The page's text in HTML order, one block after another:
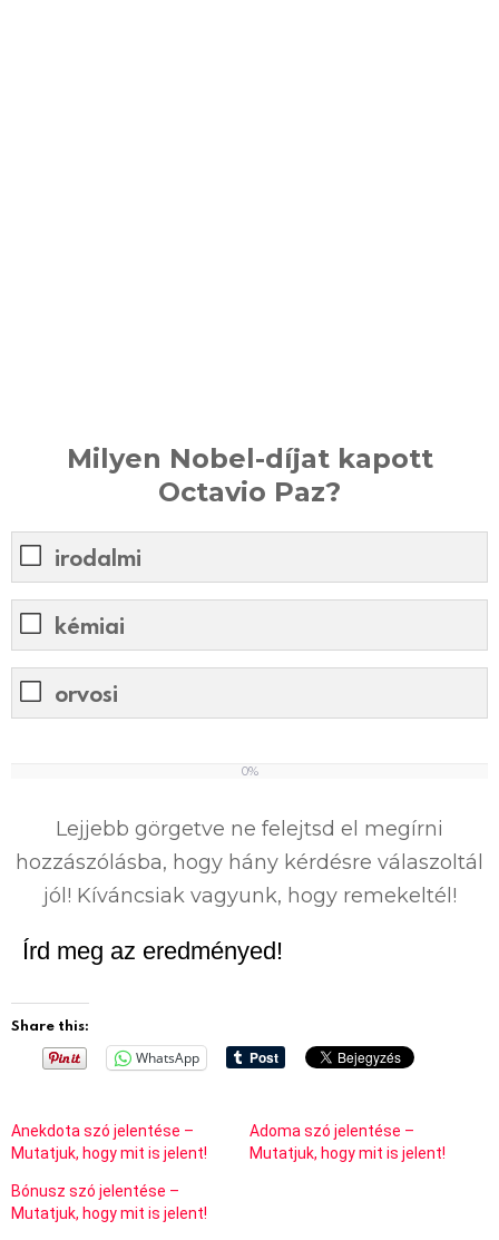
Milyen Nobel-díjat kapott
Octavio Paz?
irodalmi
kémiai
orvosi
0%
Lejjebb görgetve ne felejtsd el megírni
hozzászólásba, hogy hány kérdésre válaszoltál
jól! Kíváncsiak vagyunk, hogy remekeltél!
Írd meg az eredményed!
Share this:
WhatsApp
Anekdota szó jelentése –
Mutatjuk, hogy mit is jelent!
Adoma szó jelentése –
Mutatjuk, hogy mit is jelent!
Bónusz szó jelentése –
Mutatjuk, hogy mit is jelent!